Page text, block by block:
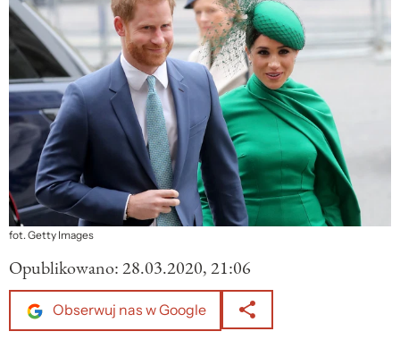
fot. Getty Images
Opublikowano:28.03.2020, 21:06
Obserwuj nas w Google